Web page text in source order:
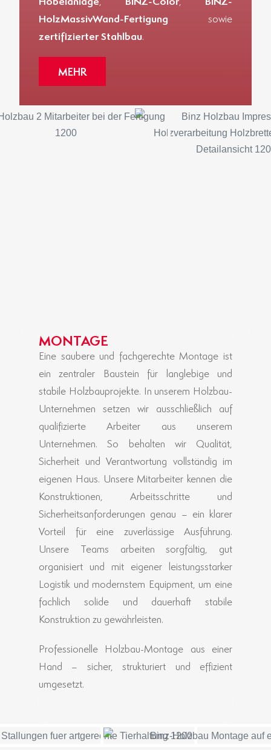
HolzMassivWand-Fertigung sowie
zertifizierter Stahlbau.
MEHR
MONTAGE
Eine saubere und fachgerechte Montage ist
ein zentraler Baustein für langlebige und
stabile Holzbauprojekte. In unserem Holzbau-
Unternehmen setzen wir ausschließlich auf
qualifizierte Arbeiter aus unserem
Unternehmen. So behalten wir Qualität,
Sicherheit und Verantwortung vollständig im
eigenen Haus. Unsere Mitarbeiter kennen die
Konstruktionen, Arbeitsschritte und
Sicherheitsanforderungen genau – ein klarer
Vorteil für eine zuverlässige Ausführung.
Unsere Teams arbeiten sorgfältig, gut
organisiert und mit eigener leistungsstarker
Logistik und modernstem Equipment, um eine
fachlich solide und dauerhaft stabile
Konstruktion zu gewährleisten.
Professionelle Holzbau-Montage aus einer
Hand – sicher, strukturiert und effizient
umgesetzt.